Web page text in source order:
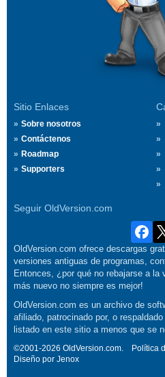
Sitio Enlaces
Sobre nosotros
Contáctenos
Roadmap
Supporters
Seguir OldVersion.com
OldVersion.com ofrece descargas
versiones antiguas de programas,
Entonces, ¿por qué no rebajarse a la
más nuevo no siempre es mejor!
OldVersion.com es un archivo de
afiliado, patrocinado por, o
listado en este sitio a menos que se
©2001-2026 OldVersion.com. Política
Diseño por Jenox